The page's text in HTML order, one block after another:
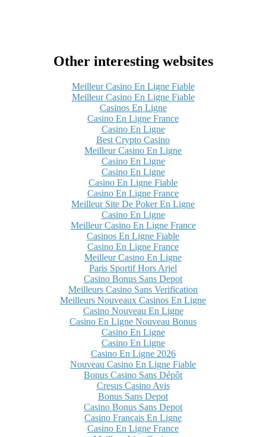
Other interesting websites
Meilleur Casino En Ligne Fiable
Meilleur Casino En Ligne Fiable
Casinos En Ligne
Casino En Ligne France
Casino En Ligne
Best Crypto Casino
Meilleur Casino En Ligne
Casino En Ligne
Casino En Ligne
Casino En Ligne Fiable
Casino En Ligne France
Meilleur Site De Poker En Ligne
Casino En Ligne
Meilleur Casino En Ligne France
Casinos En Ligne Fiable
Casino En Ligne France
Meilleur Casino En Ligne
Paris Sportif Hors Arjel
Casino Bonus Sans Depot
Meilleurs Casino Sans Verification
Meilleurs Nouveaux Casinos En Ligne
Casino Nouveau En Ligne
Casino En Ligne Nouveau Bonus
Casino En Ligne
Casino En Ligne
Casino En Ligne 2026
Nouveau Casino En Ligne Fiable
Bonus Casino Sans Dépôt
Cresus Casino Avis
Bonus Sans Depot
Casino Bonus Sans Depot
Casino Français En Ligne
Casino En Ligne France